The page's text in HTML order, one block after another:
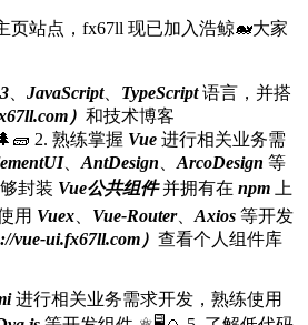
页站点，fx67ll 现已加入浩鲸🐋大家
JavaScript、 TypeScript语言，并搭
） 和技术博客
2. 熟练掌握 Vue 进行相关业务需
、 AntDesign ArcoDesign 等
封装 Vue公共组件并拥有在 npm 上
用 Vuex Vue-Router、 Axios 等开发
vue-ui.fx67ll.com） 查看个人组件库
进行相关业务需求开发，熟练使用